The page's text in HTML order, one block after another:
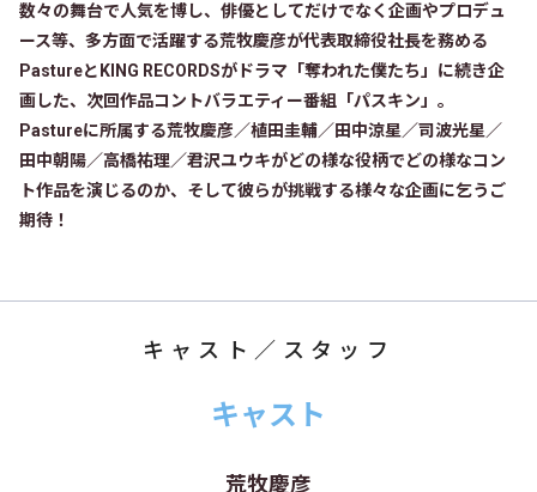
数々の舞台で人気を博し、俳優としてだけでなく企画やプロデュ
ース等、多方面で活躍する荒牧慶彦が代表取締役社長を務める
PastureとKING RECORDSがドラマ「奪われた僕たち」に続き企
画した、次回作品コントバラエティー番組「パスキン」。
Pastureに所属する荒牧慶彦／植田圭輔／田中涼星／司波光星／
田中朝陽／高橋祐理／君沢ユウキがどの様な役柄でどの様なコン
ト作品を演じるのか、そして彼らが挑戦する様々な企画に乞うご
期待！
キャスト／スタッフ
キャスト
荒牧慶彦